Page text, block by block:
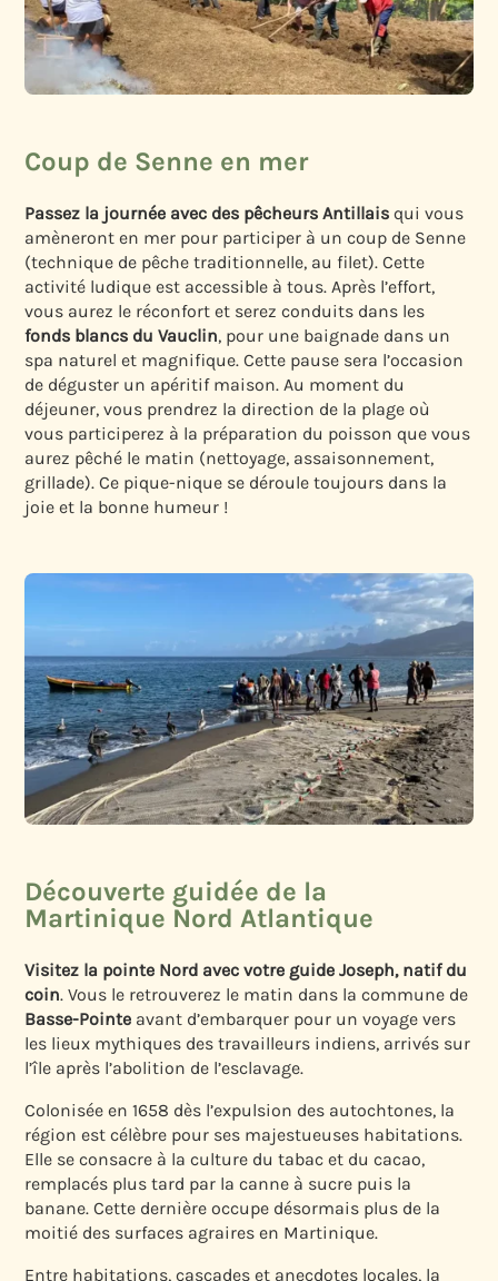
Coup de Senne en mer
Passez la journée avec des pêcheurs Antillais qui vous
amèneront en mer pour participer à un coup de Senne
(technique de pêche traditionnelle, au filet). Cette
activité ludique est accessible à tous. Après l’effort,
vous aurez le réconfort et serez conduits dans les
fonds blancs du Vauclin, pour une baignade dans un
spa naturel et magnifique. Cette pause sera l’occasion
de déguster un apéritif maison. Au moment du
déjeuner, vous prendrez la direction de la plage où
vous participerez à la préparation du poisson que vous
aurez pêché le matin (nettoyage, assaisonnement,
grillade). Ce pique-nique se déroule toujours dans la
joie et la bonne humeur !
Découverte guidée de la
Martinique Nord Atlantique
Visitez la pointe Nord avec votre guide Joseph, natif du
coin. Vous le retrouverez le matin dans la commune de
Basse-Pointe avant d’embarquer pour un voyage vers
les lieux mythiques des travailleurs indiens, arrivés sur
l’île après l’abolition de l’esclavage.
Colonisée en 1658 dès l’expulsion des autochtones, la
région est célèbre pour ses majestueuses habitations.
Elle se consacre à la culture du tabac et du cacao,
remplacés plus tard par la canne à sucre puis la
banane. Cette dernière occupe désormais plus de la
moitié des surfaces agraires en Martinique.
Entre habitations, cascades et anecdotes locales, la